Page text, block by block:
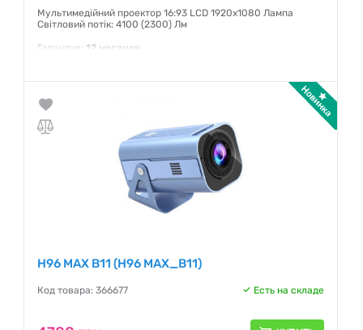
Мультимедійний проектор 16:93 LCD 1920х1080 Лампа
Світловий потік: 4100 (2300) Лм
Гарантия: 12 месяцев
H96 MAX B11 (H96 MAX_B11)
Код товара: 366677 Есть на складе